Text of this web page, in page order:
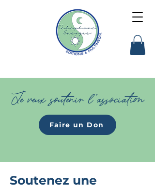
Je veux soutenir l'association
Faire un Don
Soutenez une